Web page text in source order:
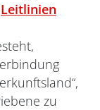
Leitlinien
zu